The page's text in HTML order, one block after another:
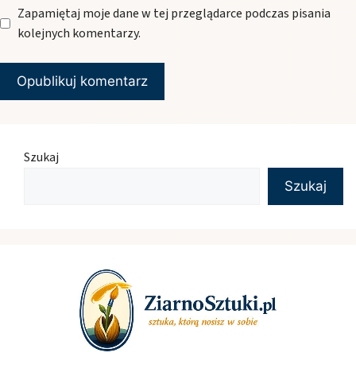
Zapamiętaj moje dane w tej przeglądarce podczas pisania
kolejnych komentarzy.
Szukaj
Szukaj